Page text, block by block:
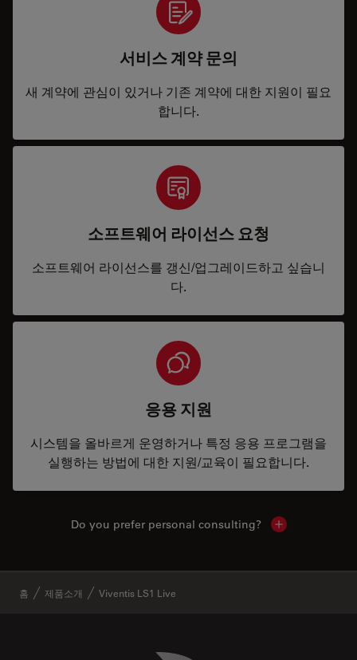
서비스 계약 문의
새 계약에 관심이 있거나 기존 계약에 대한 지원이 필요
합니다.
소프트웨어 라이선스 요청
소프트웨어 라이선스를 갱신/업그레이드하고 싶습니
다.
응용 지원
시스템을 올바르게 운영하거나 특정 응용 프로그램을
실행하는 방법에 대한 지원/교육이 필요합니다.
Do you prefer personal consulting? Show local
홈 제품소개 Viventis LS1 Live